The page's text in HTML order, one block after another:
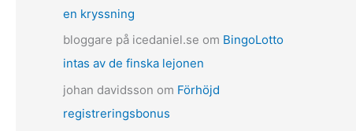
en kryssning
bloggare på icedaniel.se om BingoLotto
intas av de finska lejonen
johan davidsson om Förhöjd
registreringsbonus